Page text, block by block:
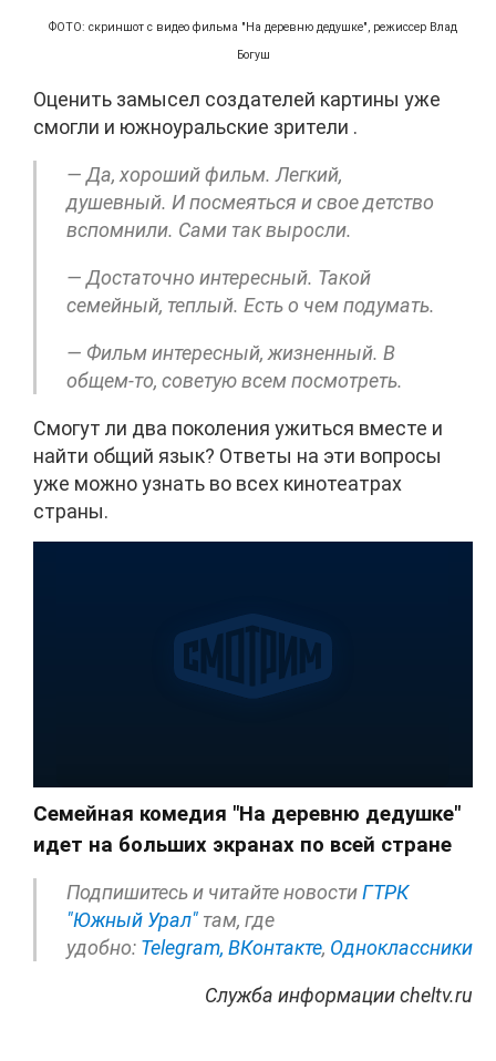
ФОТО: скриншот с видео фильма "На деревню дедушке", режиссер Влад
Богуш
Оценить замысел создателей картины уже
смогли и южноуральские зрители .
— Да, хороший фильм. Легкий,
душевный. И посмеяться и свое детство
вспомнили. Сами так выросли.
— Достаточно интересный. Такой
семейный, теплый. Есть о чем подумать.
— Фильм интересный, жизненный. В
общем-то, советую всем посмотреть.
Смогут ли два поколения ужиться вместе и
найти общий язык? Ответы на эти вопросы
уже можно узнать во всех кинотеатрах
страны.
Семейная комедия "На деревню дедушке"
идет на больших экранах по всей стране
Подпишитесь и читайте новостиГТРК
"Южный Урал" там, где
удобно: Telegram, ВКонтакте, Одноклассники
Служба информации cheltv.ru